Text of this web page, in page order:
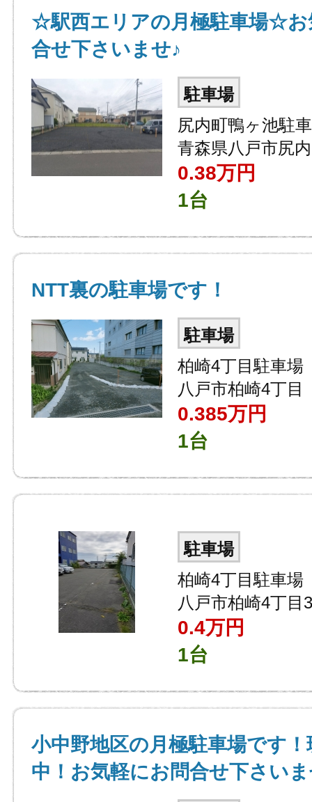
☆駅西エリアの月極駐車場☆お
合せ下さいませ♪
駐車場
尻内町鴨ヶ池駐
青森県八戸市尻
0.38万円
1台
NTT裏の駐車場です！
駐車場
柏崎4丁目駐車場
八戸市柏崎4丁目
0.385万円
1台
駐車場
柏崎4丁目駐車場
八戸市柏崎4丁目
0.4万円
1台
小中野地区の月極駐車場です！
中！お気軽にお問合せ下さい